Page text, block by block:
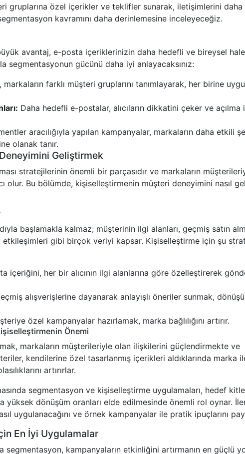
gruplarına özel içerikler ve teklifler sunarak, iletişimlerini daha
kavramını daha derinlemesine inceleyeceğiz.
avantaj, e-posta içeriklerinizin daha hedefli ve bireysel hale
segmentasyonun gücünü daha iyi anlayacaksınız:
markaların farklı müşteri gruplarını tanımlayarak, her birine
Daha hedefli e-postalar, alıcıların dikkatini çeker ve açılma
aracılığıyla yapılan kampanyalar, markaların daha etkili
olanak tanır.
Geliştirmek
stratejilerinin önemli bir parçasıdır ve markaların
olur. Bu bölümde, kişiselleştirmenin müşteri deneyimini nasıl
başlamakla kalmaz; müşterinin ilgi alanları, geçmiş satın
etkileşimleri gibi birçok veriyi kapsar. Kişiselleştirme için şu
içeriğini, her bir alıcının ilgi alanlarına göre özelleştirerek
alışverişlerine dayanarak anlayışlı öneriler sunmak,
özel kampanyalar hazırlamak, marka bağlılığını artırır.
Önemi
markaların müşterileriyle olan ilişkilerini güçlendirmekte ve
kendilerine özel tasarlanmış içerikleri aldıklarında marka
artırırlar.
segmentasyon ve kişiselleştirme uygulamaları, hedef
yüksek dönüşüm oranları elde edilmesinde önemli rol oynar.
uygulanacağını ve örnek kampanyalar ile pratik ipuçlarını
En İyi Uygulamalar
segmentasyon, kampanyaların etkinliğini artırmanın en güçlü